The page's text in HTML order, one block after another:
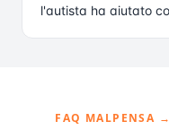
l'autista ha aiutato
FAQ MALPENSA